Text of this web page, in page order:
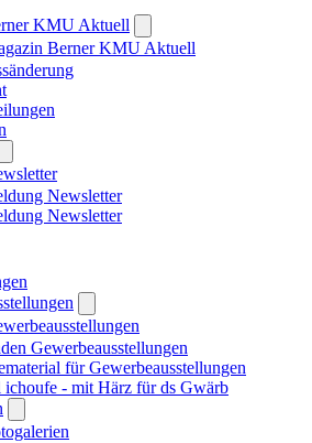
KMU Aktuell
Berner KMU Aktuell
Newsletter
Newsletter
Gewerbeausstellungen
für Gewerbeausstellungen
ichoufe - mit Härz für ds Gwärb